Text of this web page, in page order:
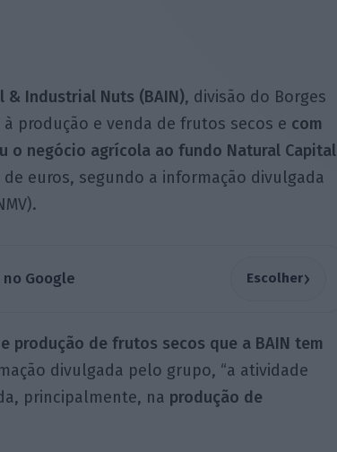
& Industrial Nuts (BAIN), divisão do Borges
produção e venda de frutos secos e com
o negócio agrícola ao fundo Natural Capital
euros, segundo a informação divulgada
Google Escolher›
produção de frutos secos que a BAIN tem
divulgada pelo grupo, “a atividade
principalmente, na produção de